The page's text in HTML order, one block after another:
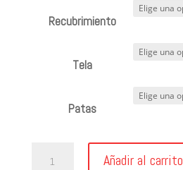
Recubrimiento
Tela
Patas
Añadir al carrito